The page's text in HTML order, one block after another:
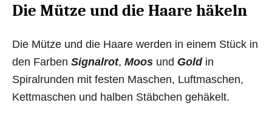
Die Mütze und die Haare häkeln
Die Mütze und die Haare werden in einem Stück in
den Farben Signalrot, Moos und Goldin
Spiralrunden mit festen Maschen, Luftmaschen,
Kettmaschen und halben Stäbchen gehäkelt.